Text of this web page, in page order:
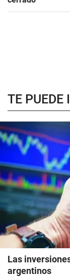
TE PUEDE
Las
argentinos